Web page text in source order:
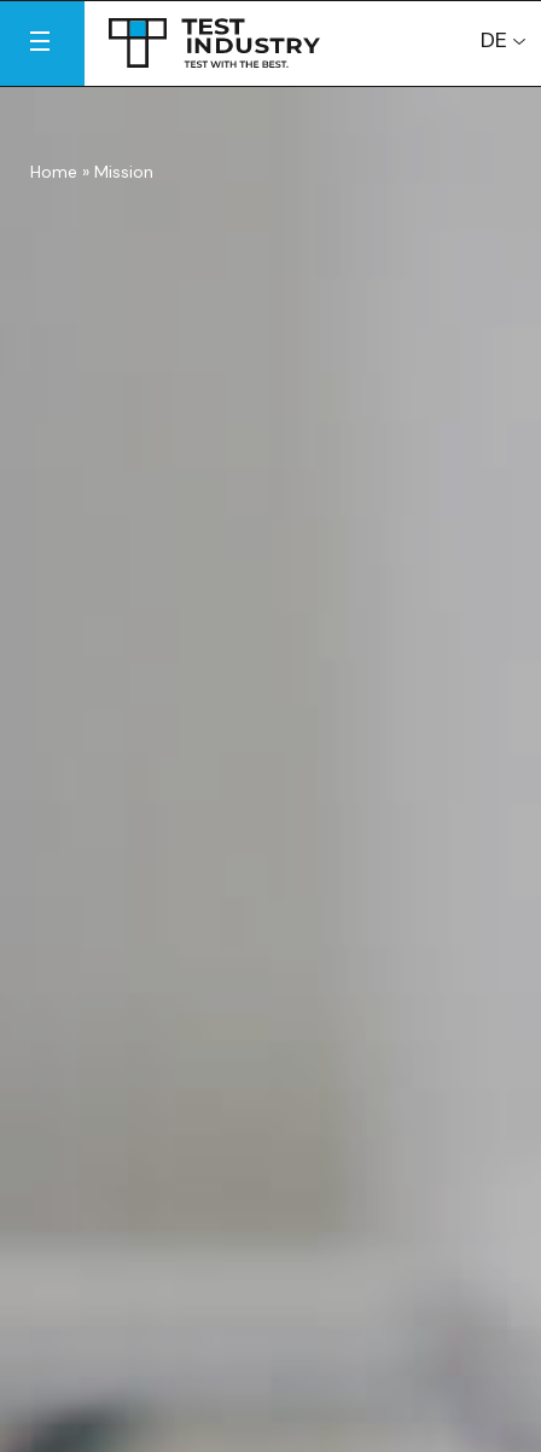
DE
Home » Mission